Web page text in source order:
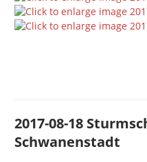
2017-08-18
Schwanenstadt